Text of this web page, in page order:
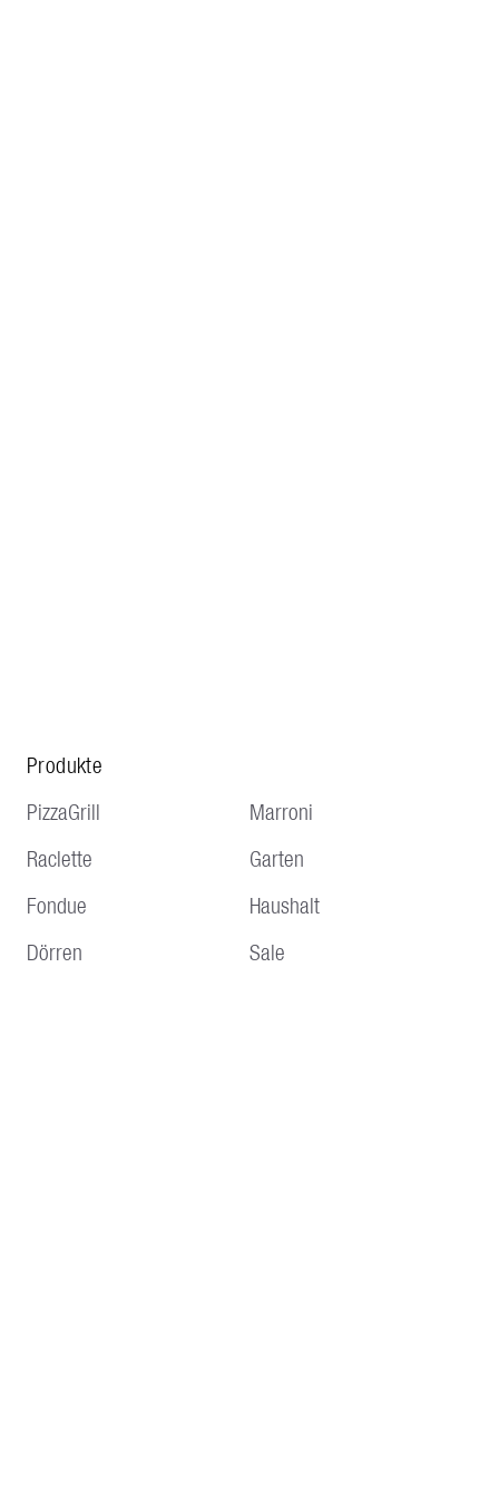
Produkte
PizzaGrill
Raclette
Fondue
Dörren
Marroni
Garten
Haushalt
Sale